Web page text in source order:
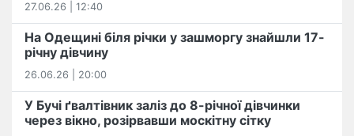
27.06.26 | 12:40
На Одещині біля річки у зашморгу знайшли 17-
річну дівчину
26.06.26 | 20:00
У Бучі ґвалтівник заліз до 8-річної дівчинки
через вікно, розірвавши москітну сітку